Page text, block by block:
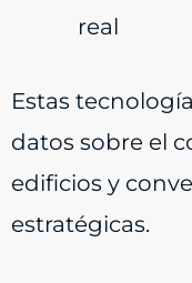
real
Estas
datos sobre el
edificios y
estratégicas.